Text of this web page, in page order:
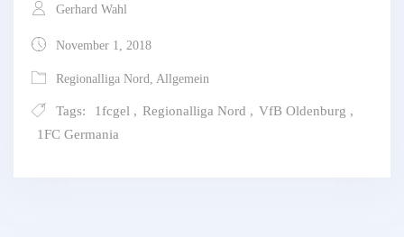
Gerhard Wahl
November 1, 2018
Regionalliga Nord, Allgemein
Tags: 1fcgel , Regionalliga Nord , VfB Oldenburg ,
1FC Germania